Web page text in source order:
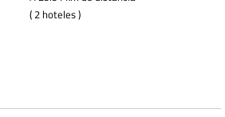
( 2 hoteles )